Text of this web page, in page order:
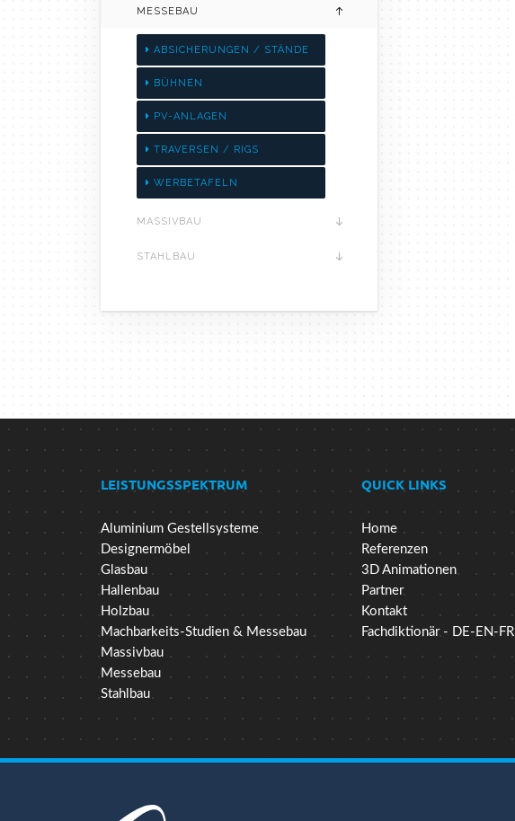
MESSEBAU
ABSICHERUNGEN / STÄNDE
BÜHNEN
PV-ANLAGEN
TRAVERSEN / RIGS
WERBETAFELN
MASSIVBAU
STAHLBAU
LEISTUNGSSPEKTRUM
Aluminium Gestellsysteme
Designermöbel
Glasbau
Hallenbau
Holzbau
Machbarkeits-Studien & Messebau
Massivbau
Messebau
Stahlbau
QUICK LINKS
Home
Referenzen
3D Animationen
Partner
Kontakt
Fachdiktionär - DE-EN-FR